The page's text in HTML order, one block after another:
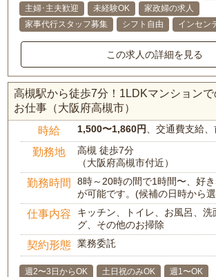
主婦･主夫歓迎
未経験OK
家政婦の求人
家事代行スタッフ募集
シフト自由 インセン
この求人の詳細を見る
高槻駅から徒歩7分！1LDKマンション
お仕事（大阪府高槻市）
時給 1,500〜1,860円 、交通費支給
勤務地
高槻 徒歩7分
（大阪府高槻市付近）
勤務時間
8時～20時の間で1時間〜、好
が可能です。(候補の日時から
仕事内容
キッチン、トイレ、お風呂、洗
グ、その他のお掃除
契約形態 業務委託
週2〜3日からOK 土日祝のみOK
週1〜OK